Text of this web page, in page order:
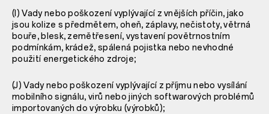
(I) Vady nebo poškození vyplývající z vnějších příčin, jako
jsou kolize s předmětem, oheň, záplavy, nečistoty, větrná
bouře, blesk, zemětřesení, vystavení povětrnostním
podmínkám, krádež, spálená pojistka nebo nevhodné
použití energetického zdroje;
(J) Vady nebo poškození vyplývající z příjmu nebo vysílání
mobilního signálu, virů nebo jiných softwarových problémů
importovaných do výrobku (výrobků);